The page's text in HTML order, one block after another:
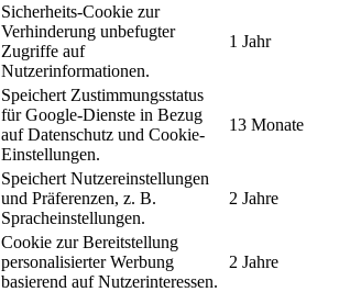
Sicherheits-Cookie zur
Verhinderung unbefugter
Zugriffe auf
Nutzerinformationen.
1 Jahr
Speichert Zustimmungsstatus
für Google-Dienste in Bezug
auf Datenschutz und Cookie-
Einstellungen.
13 Monate
Speichert Nutzereinstellungen
und Präferenzen, z. B.
Spracheinstellungen.
2 Jahre
Cookie zur Bereitstellung
personalisierter Werbung
basierend auf Nutzerinteressen.
2 Jahre